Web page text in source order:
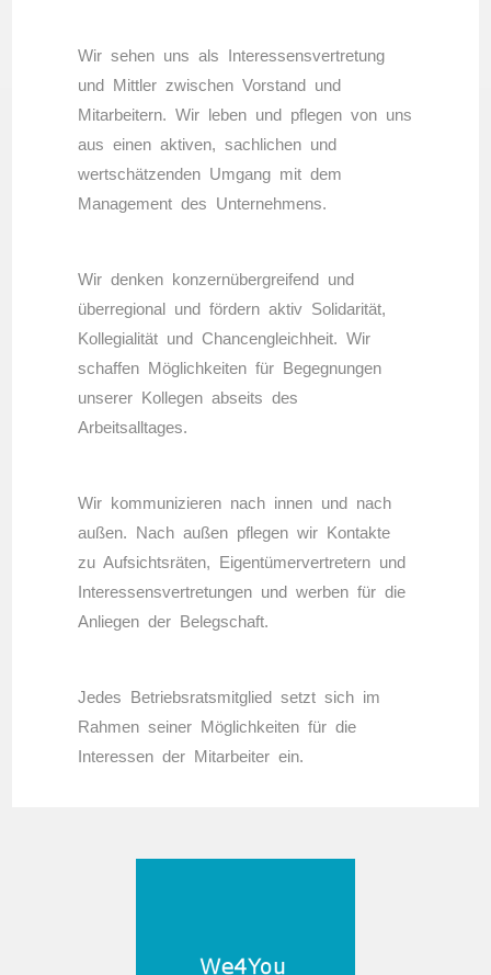
Wir sehen uns als Interessensvertretung
und Mittler zwischen Vorstand und
Mitarbeitern. Wir leben und pflegen von uns
aus einen aktiven, sachlichen und
wertschätzenden Umgang mit dem
Management des Unternehmens.
Wir denken konzernübergreifend und
überregional und fördern aktiv Solidarität,
Kollegialität und Chancengleichheit. Wir
schaffen Möglichkeiten für Begegnungen
unserer Kollegen abseits des
Arbeitsalltages.
Wir kommunizieren nach innen und nach
außen. Nach außen pflegen wir Kontakte
zu Aufsichtsräten, Eigentümervertretern und
Interessensvertretungen und werben für die
Anliegen der Belegschaft.
Jedes Betriebsratsmitglied setzt sich im
Rahmen seiner Möglichkeiten für die
Interessen der Mitarbeiter ein.